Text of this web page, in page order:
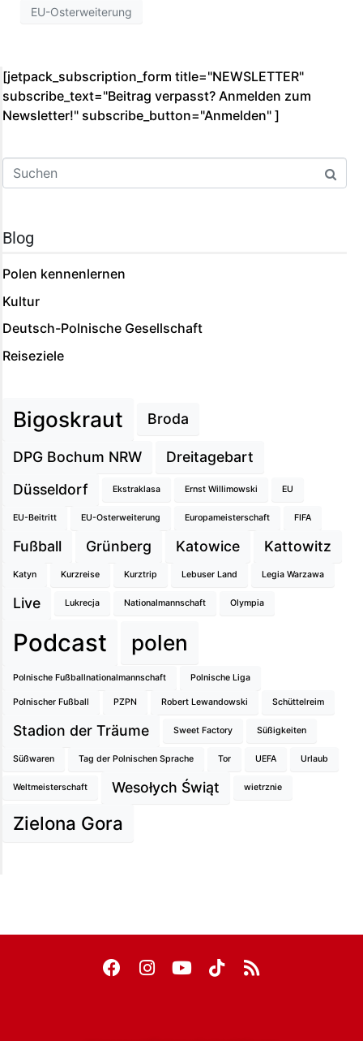
EU-Osterweiterung
[jetpack_subscription_form title="NEWSLETTER"
subscribe_text="Beitrag verpasst? Anmelden zum
Newsletter!" subscribe_button="Anmelden"­ ]
Blog
Polen kennenlernen
Kultur
Deutsch-Polnische Gesellschaft
Reiseziele
Bigoskraut Broda
DPG Bochum NRW
Dreitagebart
Düsseldorf
Ekstraklasa Ernst Willimowski EU
EU-Beitritt EU-Osterweiterung Europameisterschaft FIFA
Fußball Grünberg Katowice Kattowitz
Katyn Kurzreise Kurztrip Lebuser Land Legia Warzawa
Live Lukrecja Nationalmannschaft Olympia
Podcast polen
Polnische Fußballnationalmannschaft Polnische Liga
Polnischer Fußball PZPN Robert Lewandowski Schüttelreim
Stadion der Träume Sweet Factory Süßigkeiten
Süßwaren Tag der Polnischen Sprache Tor UEFA Urlaub
Weltmeisterschaft Wesołych Świąt wietrznie
Zielona Gora